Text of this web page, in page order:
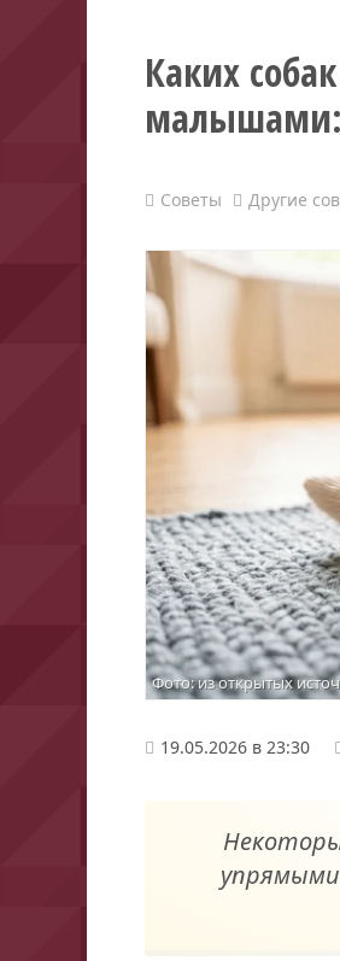
Каких
малышами:
Советы Другие
Фото: из открытых
19.05.2026 в 23:30